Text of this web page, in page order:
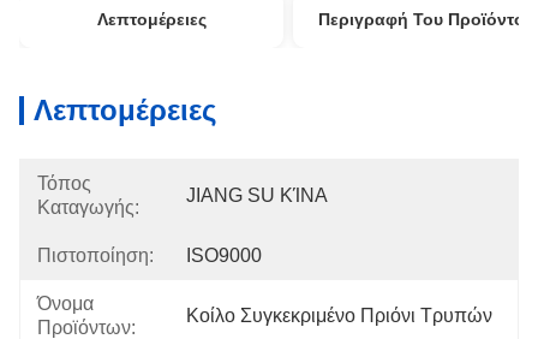
Λεπτομέρειες Περιγραφή Του Προϊόντος
Λεπτομέρειες
Τόπος
Καταγωγής:
JIANG SU ΚΊΝΑ
Πιστοποίηση: ISO9000
Όνομα
Προϊόντων:
Κοίλο Συγκεκριμένο Πριόνι Τρυπών